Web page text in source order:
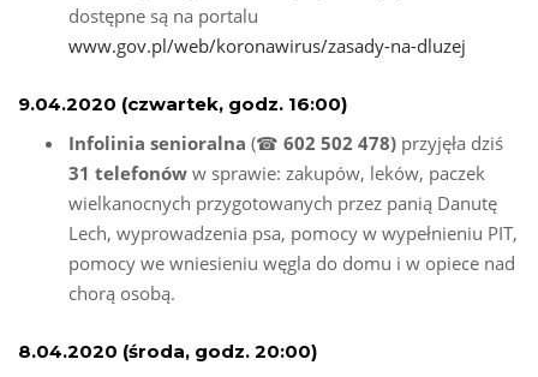
dostępne są na portalu
www.gov.pl/web/koronawirus/zasady-na-dluzej
9.04.2020 (czwartek, godz. 16:00)
Infolinia senioralna (☎ 602 502 478) przyjęła dziś
31 telefonów w sprawie: zakupów, leków, paczek
wielkanocnych przygotowanych przez panią Danutę
Lech, wyprowadzenia psa, pomocy w wypełnieniu PIT,
pomocy we wniesieniu węgla do domu i w opiece nad
chorą osobą.
8.04.2020 (środa, godz. 20:00)